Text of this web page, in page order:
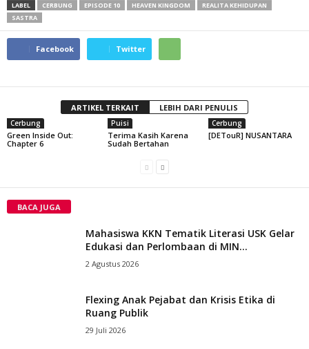
LABEL CERBUNG EPISODE 10 HEAVEN KINGDOM
REALITA KEHIDUPAN
SASTRA
Facebook Twitter
ARTIKEL TERKAIT LEBIH DARI PENULIS
Cerbung
Green Inside Out:
Chapter 6
Puisi
Terima Kasih Karena
Sudah Bertahan
Cerbung
[DETouR] NUSANTARA
BACA JUGA
Mahasiswa KKN Tematik Literasi USK Gelar
Edukasi dan Perlombaan di MIN...
2 Agustus 2026
Flexing Anak Pejabat dan Krisis Etika di
Ruang Publik
29 Juli 2026